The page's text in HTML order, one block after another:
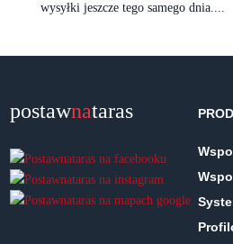
wysyłki jeszcze tego samego dnia....
postawnataras